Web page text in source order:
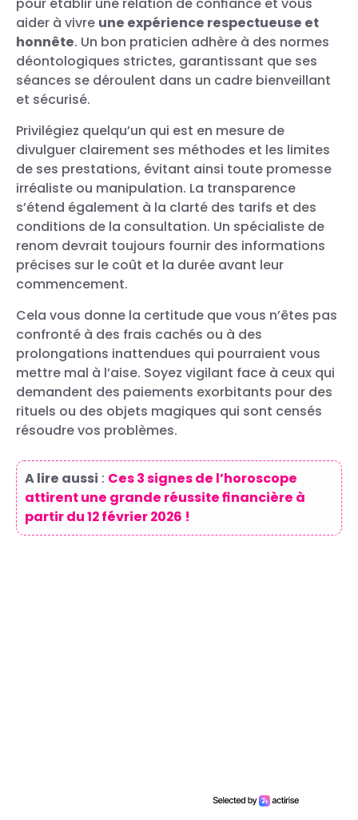
aider à vivre une expérience respectueuse et
honnête. Un bon praticien adhère à des normes
déontologiques strictes, garantissant que ses
séances se déroulent dans un cadre bienveillant
et sécurisé.
Privilégiez quelqu’un qui est en mesure de
divulguer clairement ses méthodes et les limites
de ses prestations, évitant ainsi toute promesse
irréaliste ou manipulation. La transparence
s’étend également à la clarté des tarifs et des
conditions de la consultation. Un spécialiste de
renom devrait toujours fournir des informations
précises sur le coût et la durée avant leur
commencement.
Cela vous donne la certitude que vous n’êtes pas
confronté à des frais cachés ou à des
prolongations inattendues qui pourraient vous
mettre mal à l’aise. Soyez vigilant face à ceux qui
demandent des paiements exorbitants pour des
rituels ou des objets magiques qui sont censés
résoudre vos problèmes.
A lire aussi : Ces 3 signes de l’horoscope
attirent une grande réussite financière à
partir du 12 février 2026 !